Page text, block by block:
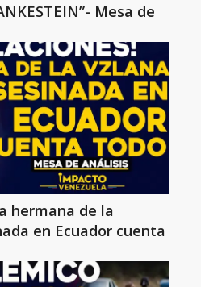
Mesa de
hermana de la
en Ecuador cuenta